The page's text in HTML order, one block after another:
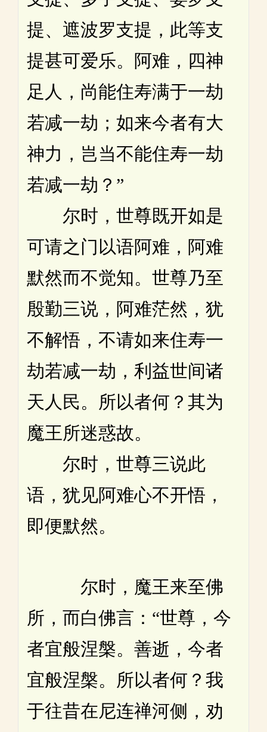
提、遮波罗支提，此等支
提甚可爱乐。阿难，四神
足人，尚能住寿满于一劫
若减一劫；如来今者有大
神力，岂当不能住寿一劫
若减一劫？”
尔时，世尊既开如是
可请之门以语阿难，阿难
默然而不觉知。世尊乃至
殷勤三说，阿难茫然，犹
不解悟，不请如来住寿一
劫若减一劫，利益世间诸
天人民。所以者何？其为
魔王所迷惑故。
尔时，世尊三说此
语，犹见阿难心不开悟，
即便默然。
尔时，魔王来至佛
所，而白佛言：“世尊，今
者宜般涅槃。善逝，今者
宜般涅槃。所以者何？我
于往昔在尼连禅河侧，劝